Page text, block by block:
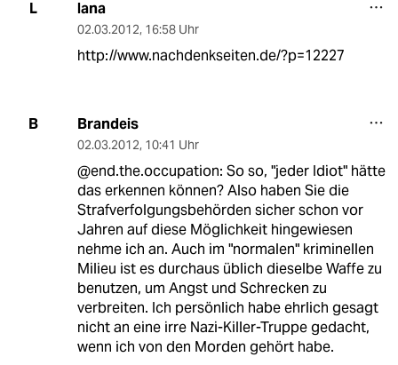
L lana
02.03.2012, 16:58 Uhr
http://www.nachdenkseiten.de/?p=12227
B Brandeis
02.03.2012, 10:41 Uhr
@end.the.occupation: So so, "jeder Idiot" hätte
das erkennen können? Also haben Sie die
Strafverfolgungsbehörden sicher schon vor
Jahren auf diese Möglichkeit hingewiesen
nehme ich an. Auch im "normalen" kriminellen
Milieu ist es durchaus üblich dieselbe Waffe zu
benutzen, um Angst und Schrecken zu
verbreiten. Ich persönlich habe ehrlich gesagt
nicht an eine irre Nazi-Killer-Truppe gedacht,
wenn ich von den Morden gehört habe.